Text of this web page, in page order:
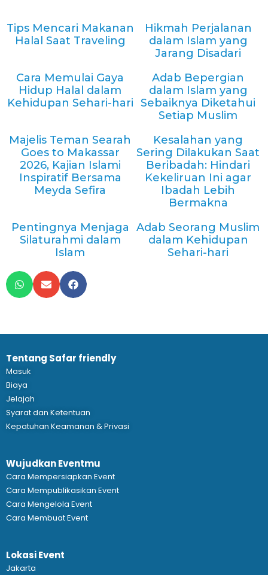
Tips Mencari Makanan
Halal Saat Traveling
Hikmah Perjalanan
dalam Islam yang
Jarang Disadari
Cara Memulai Gaya
Hidup Halal dalam
Kehidupan Sehari-hari
Adab Bepergian
dalam Islam yang
Sebaiknya Diketahui
Setiap Muslim
Majelis Teman Searah
Goes to Makassar
2026, Kajian Islami
Inspiratif Bersama
Meyda Sefira
Kesalahan yang
Sering Dilakukan Saat
Beribadah: Hindari
Kekeliruan Ini agar
Ibadah Lebih
Bermakna
Pentingnya Menjaga
Silaturahmi dalam
Islam
Adab Seorang Muslim
dalam Kehidupan
Sehari-hari
Tentang Safar friendly
Masuk
Biaya
Jelajah
Syarat dan Ketentuan
Kepatuhan Keamanan & Privasi
Wujudkan Eventmu
Cara Mempersiapkan Event
Cara Mempublikasikan Event
Cara Mengelola Event
Cara Membuat Event
Lokasi Event
Jakarta